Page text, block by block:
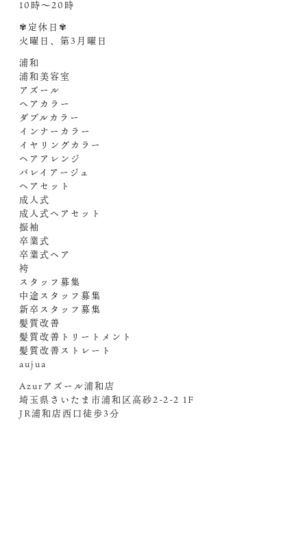
10時〜20時
✾定休日✾
火曜日、第3月曜日
浦和
浦和美容室
アズール
ヘアカラー
ダブルカラー
インナーカラー
イヤリングカラー
ヘアアレンジ
バレイアージュ
ヘアセット
成人式
成人式ヘアセット
振袖
卒業式
卒業式ヘア
袴
スタッフ募集
中途スタッフ募集
新卒スタッフ募集
髪質改善
髪質改善トリートメント
髪質改善ストレート
aujua
Azurアズール浦和店
埼玉県さいたま市浦和区高砂2-2-2 1F
JR浦和店西口徒歩3分